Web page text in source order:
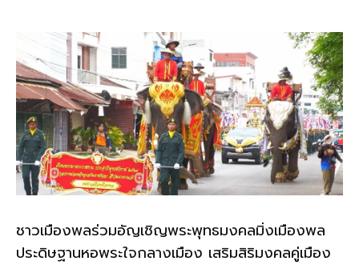
ชาวเมืองพลร่วมอัญเชิญพระพุทธมงคลมิ่งเมืองพล
ประดิษฐานหอพระใจกลางเมือง เสริมสิริมงคลคู่เมือง